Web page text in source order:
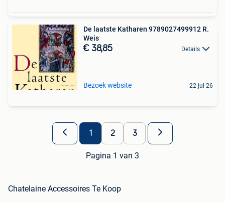
De laatste Katharen 9789027499912 R.
Weis
€ 38,85 Details
Bezoek website 22 jul 26
1 2 3
Pagina 1 van 3
Chatelaine Accessoires Te Koop